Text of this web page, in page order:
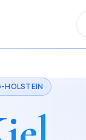
HOLSTEIN